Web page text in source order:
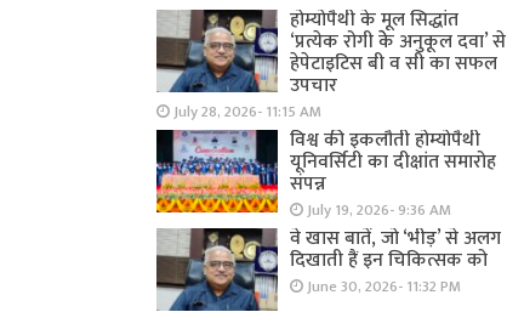
होम्योपैथी के मूल सिद्धांत
‘प्रत्येक रोगी केे अनुकूल दवा’ से
हेपेटाइटिस बी व सी का सफल
उपचार
July 28, 2026- 11:15 AM
विश्व की इकलौती होम्योपैथी
यूनिवर्सिटी का दीक्षांत समारोह
संपन्न
July 19, 2026- 9:36 AM
वे खास बातें, जो ‘भीड़’ से अलग
दिखाती हैं इन चिकित्सक को
June 30, 2026- 11:32 PM